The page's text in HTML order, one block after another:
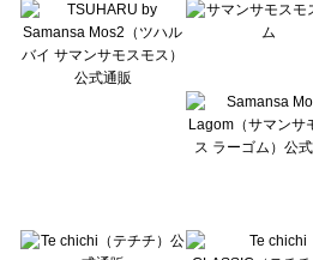
Lugnoncure（ルノンキュール）のパンツ一覧
BETTY'S BLUE（べティーズブルー）のパンツ一覧
Wpc.（ワールドパーティー）のパンツ一覧